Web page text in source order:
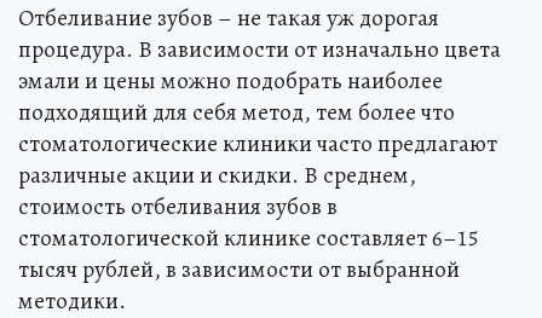
Отбеливание зубов – не такая уж дорогая
процедура. В зависимости от изначально цвета
эмали и цены можно подобрать наиболее
подходящий для себя метод, тем более что
стоматологические клиники часто предлагают
различные акции и скидки. В среднем,
стоимость отбеливания зубов в
стоматологической клинике составляет 6–15
тысяч рублей, в зависимости от выбранной
методики.